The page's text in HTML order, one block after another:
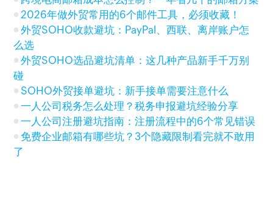
2026年做外贸常用的6个邮件工具，必须收藏！
外贸SOHO收款避坑：PayPal、西联、离岸账户怎
么选
外贸SOHO选品避坑清单：这几种产品新手千万别
碰
SOHO外贸接单避坑：新手接单需要注意什么
一人公司税务怎么处理？税务申报避坑经验分享
一人公司注册避坑指南：注册流程中的6个常见错误
免费企业邮箱有哪些坑？3个隐藏限制看完就不敢用
了